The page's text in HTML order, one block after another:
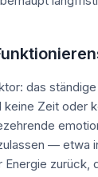
das
Zeit oder
—
Energie zurück,